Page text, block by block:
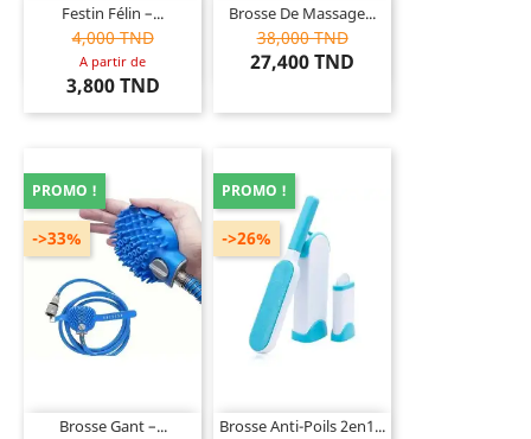
Festin Félin –...
4,000 TND
A partir de
3,800 TND
Brosse De Massage...
38,000 TND
27,400 TND
Brosse Gant –...
->33%
PROMO !
Brosse Anti-Poils 2en1...
PROMO !
->26%